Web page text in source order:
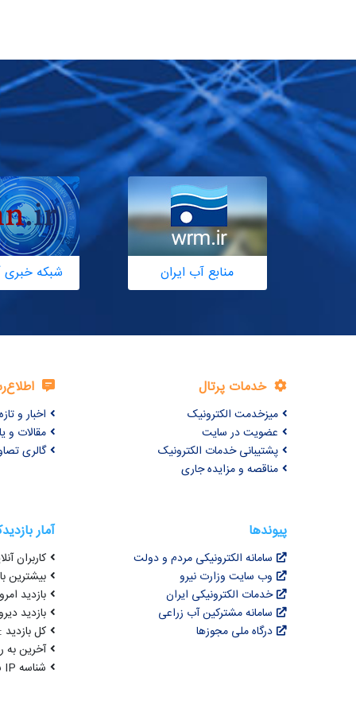
Therefore, a new evolutionary algorithm (EA)
named particle swarm optimization (PSO) is
proposed to train the feedforward neural
networks. This particle swarm optimization
feedforward Neural Networks (PSONNs) is
applied to model the daily flow discharge for
Babolrood river in Mazandaran a province in Iran.
With the input data of antecedent flow discharge,
the optimal configuration of PSONNs is able to
simulate current flow discharge successfully with
an accuracy of R2=0.683, MSE=0.0023 and
MAE=0.0206 for training and R2=0.736, MSE=0.0024
and MAE=0.0206 for testing data set. The
performance of the newly developed PSONNs
Daily flow prediction
منابع آب ایران شبکه خبری
خدمات پرتال
میزخدمت الکترونیک
عضویت در سایت
پشتیبانی خدمات الکترونیک
مناقصه و مزایده جاری
اخبار و
مقالات و
گالری
پیوندها
سامانه الکترونیکی مردم و دولت
وب سایت وزارت نیرو
خدمات الکترونیکی ایران
سامانه مشترکین آب زراعی
درگاه ملی مجوزها
آمار
کاربران
بیشترین
بازدید امروز :
بازدید
کل بازدید : 23,071,858
آخرین به
شناسه IP شما : 216.73.216.180